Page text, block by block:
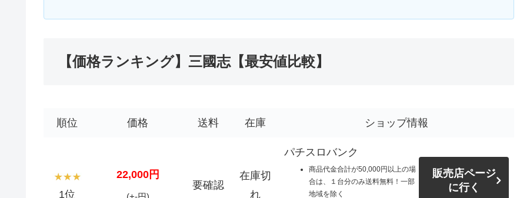
【価格ランキング】三國志【最安値比較】
順位 価格 送料 在庫 ショップ情報
1位
22,000円
要確認
在庫切
れ
パチスロバンク
商品代金合計が50,000円以上の場
合は、１台分のみ送料無料！一部
地域を除く
販売店ページ
に行く